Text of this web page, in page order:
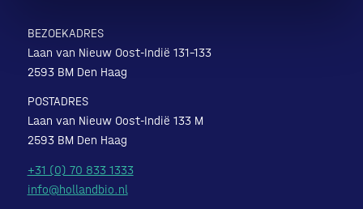
BEZOEKADRES
Laan van Nieuw Oost-Indië 131-133
2593 BM Den Haag
POSTADRES
Laan van Nieuw Oost-Indië 133 M
2593 BM Den Haag
+31 (0) 70 833 1333
info@hollandbio.nl